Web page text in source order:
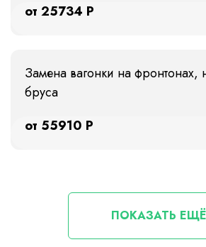
от 25734 Р
Замена вагонки на фронтонах,
бруса
от 55910 Р
ПОКАЗАТЬ ЕЩЁ